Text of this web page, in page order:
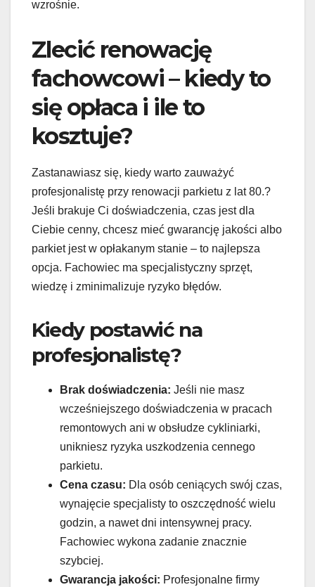
wzrośnie.
Zlecić renowację
fachowcowi – kiedy to
się opłaca i ile to
kosztuje?
Zastanawiasz się, kiedy warto zauważyć
profesjonalistę przy renowacji parkietu z lat 80.?
Jeśli brakuje Ci doświadczenia, czas jest dla
Ciebie cenny, chcesz mieć gwarancję jakości albo
parkiet jest w opłakanym stanie – to najlepsza
opcja. Fachowiec ma specjalistyczny sprzęt,
wiedzę i zminimalizuje ryzyko błędów.
Kiedy postawić na
profesjonalistę?
Brak doświadczenia: Jeśli nie masz
wcześniejszego doświadczenia w pracach
remontowych ani w obsłudze cykliniarki,
unikniesz ryzyka uszkodzenia cennego
parkietu.
Cena czasu: Dla osób ceniących swój czas,
wynajęcie specjalisty to oszczędność wielu
godzin, a nawet dni intensywnej pracy.
Fachowiec wykona zadanie znacznie
szybciej.
Gwarancja jakości: Profesjonalne firmy